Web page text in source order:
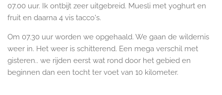
07.00 uur. Ik ontbijt zeer uitgebreid. Muesli met yoghurt en
fruit en daarna 4 vis tacco's.
Om 07.30 uur worden we opgehaald. We gaan de wildernis
weer in. Het weer is schitterend. Een mega verschil met
gisteren.. we rijden eerst wat rond door het gebied en
beginnen dan een tocht ter voet van 10 kilometer.